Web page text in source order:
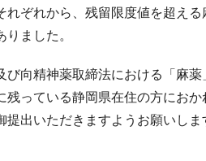
れぞれから、残留限度値を超え
ました。
向精神薬取締法における「麻
っている静岡県在住の方にお
出いただきますようお願いしま